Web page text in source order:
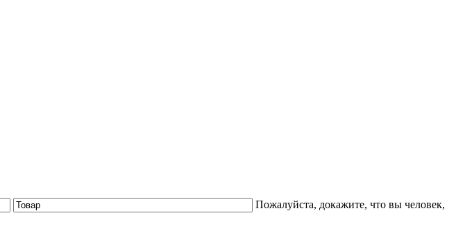
Пожалуйста, докажите, что вы человек,